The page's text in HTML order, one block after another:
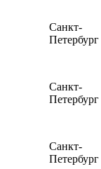
Санкт-
Петербург
Санкт-
Петербург
Санкт-
Петербург